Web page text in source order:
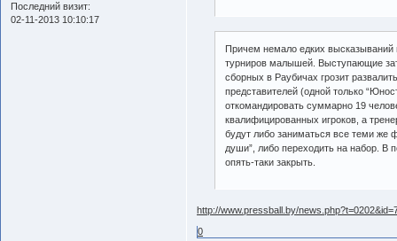
Последний визит:
02-11-2013 10:10:17
Причем немало едких высказываний
турниров малышей. Выступающие
сборных в Раубичах грозит
представителей (одной только
откомандировать суммарно 19
квалифицированных игроков, а
будут либо заниматься все теми же
души”, либо переходить на набор. В
опять-таки закрыть.
http://www.pressball.by/
0